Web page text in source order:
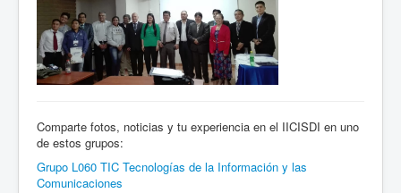
Comparte fotos, noticias y tu experiencia en el IICISDI en uno
de estos grupos:
Grupo L060 TIC Tecnologías de la Información y las
Comunicaciones